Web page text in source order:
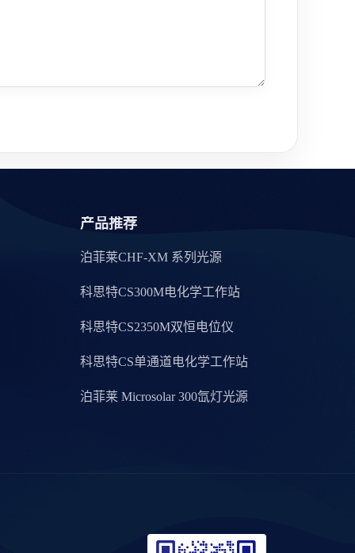
产品推荐
泊菲莱CHF-XM 系列光源
科思特CS300M电化学工作站
科思特CS2350M双恒电位仪
科思特CS单通道电化学工作站
泊菲莱 Microsolar 300氙灯光源